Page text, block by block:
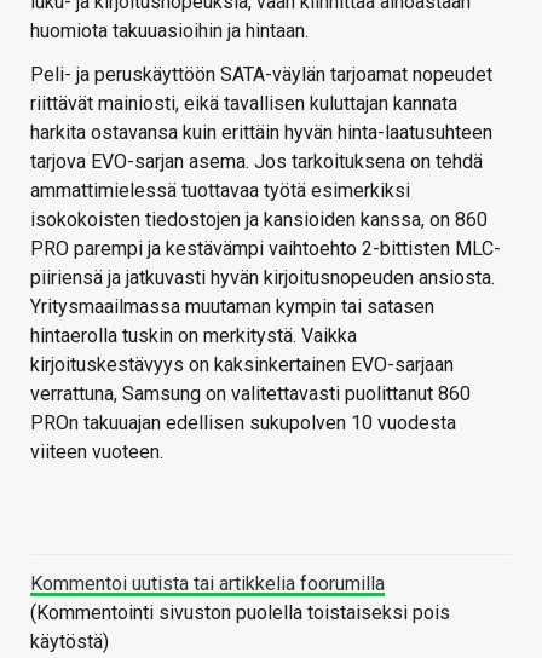
huomiota takuuasioihin ja hintaan.
Peli- ja peruskäyttöön SATA-väylän tarjoamat nopeudet
riittävät mainiosti, eikä tavallisen kuluttajan kannata
harkita ostavansa kuin erittäin hyvän hinta-laatusuhteen
tarjova EVO-sarjan asema. Jos tarkoituksena on tehdä
ammattimielessä tuottavaa työtä esimerkiksi
isokokoisten tiedostojen ja kansioiden kanssa, on 860
PRO parempi ja kestävämpi vaihtoehto 2-bittisten MLC-
piiriensä ja jatkuvasti hyvän kirjoitusnopeuden ansiosta.
Yritysmaailmassa muutaman kympin tai satasen
hintaerolla tuskin on merkitystä. Vaikka
kirjoituskestävyys on kaksinkertainen EVO-sarjaan
verrattuna, Samsung on valitettavasti puolittanut 860
PROn takuuajan edellisen sukupolven 10 vuodesta
viiteen vuoteen.
Kommentoi uutista tai artikkelia foorumilla
(Kommentointi sivuston puolella toistaiseksi pois
käytöstä)